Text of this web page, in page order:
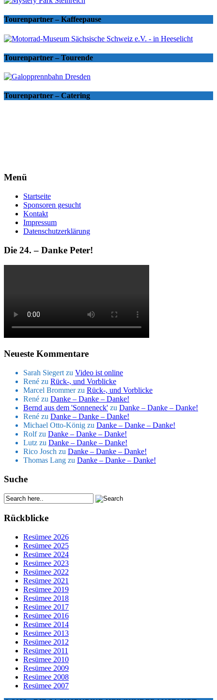
Tourenpartner – Kaffeepause
Tourenpartner – Tourende
Tourenpartner – Catering
Menü
Startseite
Sponsoren gesucht
Kontakt
Impressum
Datenschutzerklärung
Die 24. – Danke Peter!
Neueste Kommentare
Sarah Siegert zu Video ist online
René zu Rück-, und Vorblicke
Marcel Brommerzu Rück-, und Vorblicke
René zu Danke – Danke – Danke!
Bernd aus dem 'Sonneneck' zu Danke – Danke – Danke!
René zu Danke – Danke – Danke!
Michael Otto-König zu Danke – Danke – Danke!
Rolfzu Danke – Danke – Danke!
Lutz zu Danke – Danke – Danke!
Rico Josch zu Danke – Danke – Danke!
Thomas Lang zu Danke – Danke – Danke!
Suche
Rückblicke
Resümee 2026
Resümee 2025
Resümee 2024
Resümee 2023
Resümee 2022
Resümee 2021
Resümee 2019
Resümee 2018
Resümee 2017
Resümee 2016
Resümee 2014
Resümee 2013
Resümee 2012
Resümee 2011
Resümee 2010
Resümee 2009
Resümee 2008
Resümee 2007